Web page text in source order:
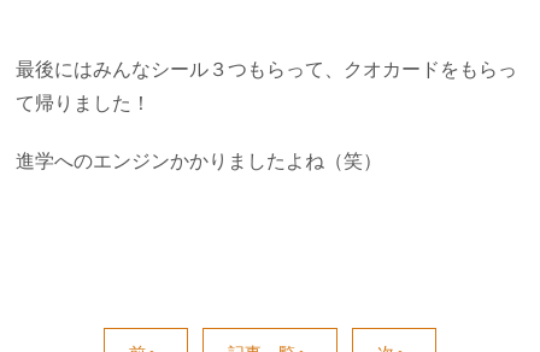
最後にはみんなシール３つもらって、クオカードをもらっ
て帰りました！
進学へのエンジンかかりましたよね（笑）